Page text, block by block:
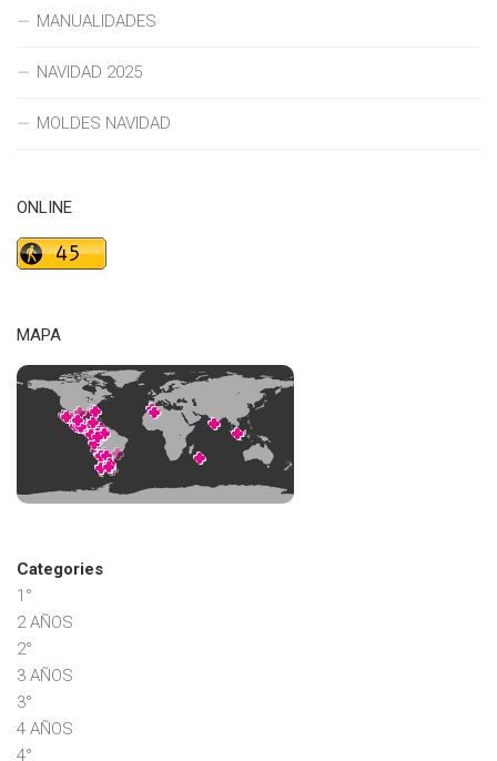
MANUALIDADES
NAVIDAD 2025
MOLDES NAVIDAD
ONLINE
MAPA
Categories
1°
2 AÑOS
2°
3 AÑOS
3°
4 AÑOS
4°